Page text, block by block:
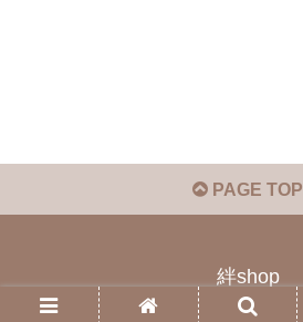
PAGE TOP
絆shop
© 2023 絆shop.